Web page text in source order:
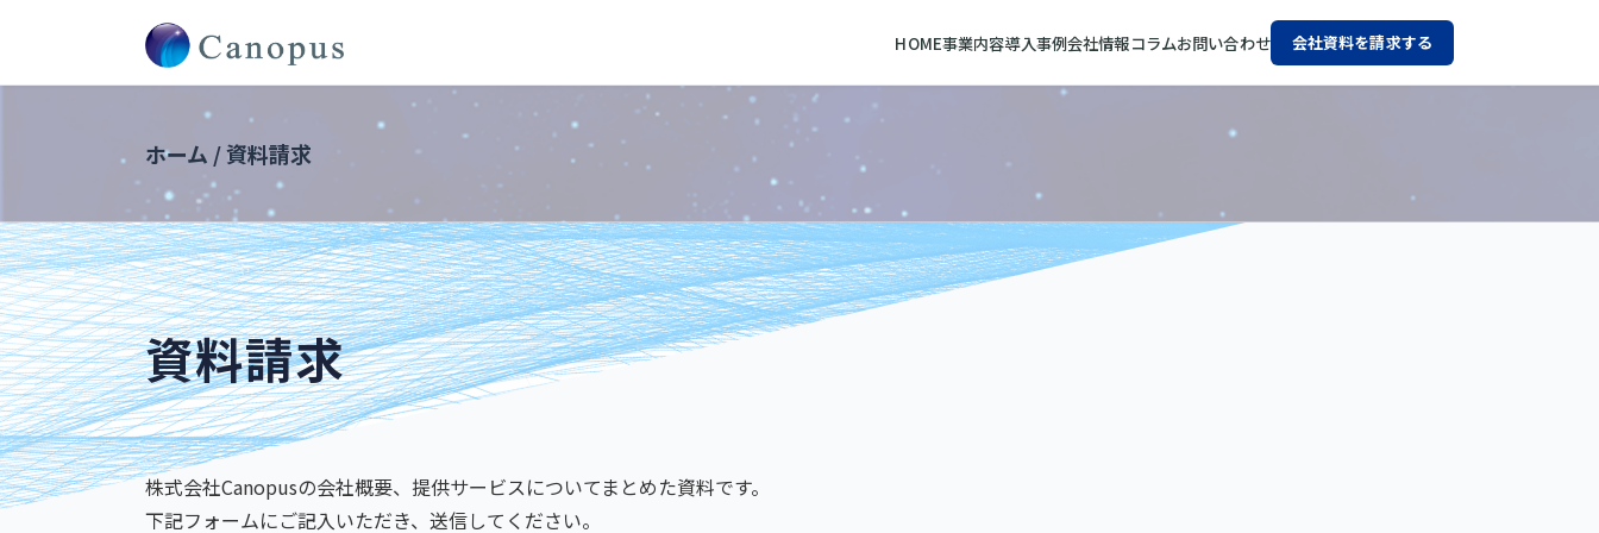
HOME事業内容導入事例会社情報コラムお問い合わせ 会社資料を請求する
ホーム /資料請求
資料請求
株式会社Canopusの会社概要、提供サービスについてまとめた資料です。
下記フォームにご記入いただき、送信してください。